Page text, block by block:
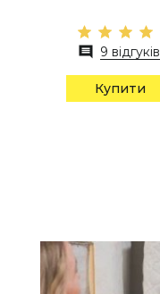
9 відгуків
Купити